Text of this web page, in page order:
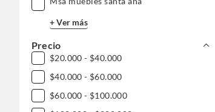
+ Ver más
Precio
$20.000 - $40.000
$40.000 - $60.000
$60.000 - $100.000